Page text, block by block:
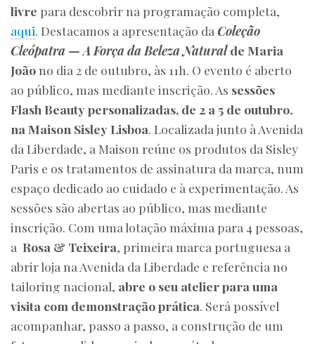
livre para descobrir na programação completa,
aqui. Destacamos a apresentação da Coleção
Cleópatra — A Força da Beleza Naturalde Maria
Joãono dia 2 de outubro, às 11h. O evento é aberto
ao público, mas mediante inscrição. As sessões
Flash Beauty personalizadas, de 2 a 5 de outubro,
na Maison Sisley Lisboa. Localizada junto à Avenida
da Liberdade, a Maison reúne os produtos da Sisley
Paris e os tratamentos de assinatura da marca, num
espaço dedicado ao cuidado e à experimentação. As
sessões são abertas ao público, mas mediante
inscrição. Com uma lotação máxima para 4 pessoas,
a Rosa & Teixeira, primeira marca portuguesa a
abrir loja na Avenida da Liberdade e referência no
tailoring nacional, abre o seu atelier para uma
visita com demonstração prática. Será possível
acompanhar, passo a passo, a construção de um